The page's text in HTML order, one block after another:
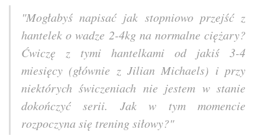
"Mogłabyś napisać jak stopniowo przejść z
hantelek o wadze 2-4kg na normalne ciężary?
Ćwiczę z tymi hantelkami od jakiś 3-4
miesięcy (głównie z Jilian Michaels) i przy
niektórych świczeniach nie jestem w stanie
dokończyć serii. Jak w tym momencie
rozpoczyna się trening siłowy?"